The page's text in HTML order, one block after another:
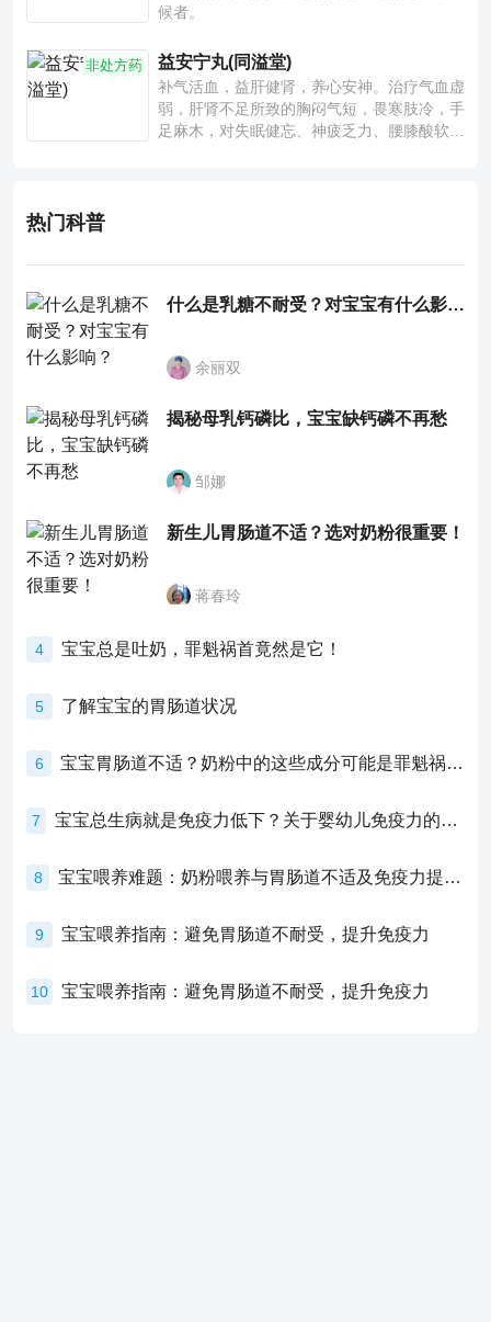
候者。
非处方药 益安宁丸(同溢堂)
补气活血，益肝健肾，养心安神。治疗气血虚
弱，肝肾不足所致的胸闷气短，畏寒肢冷，手
足麻木，对失眠健忘、神疲乏力、腰膝酸软也
热门科普
什么是乳糖不耐受？对宝宝有什么影响？
余丽双
揭秘母乳钙磷比，宝宝缺钙磷不再愁
邹娜
新生儿胃肠道不适？选对奶粉很重要！
蒋春玲
4 宝宝总是吐奶，罪魁祸首竟然是它！
5 了解宝宝的胃肠道状况
6 宝宝胃肠道不适？奶粉中的这些成分可能是罪魁祸首！
7 宝宝总生病就是免疫力低下？关于婴幼儿免疫力的真相，家长必须了解！
8 宝宝喂养难题：奶粉喂养与胃肠道不适及免疫力提升的奥秘
9 宝宝喂养指南：避免胃肠道不耐受，提升免疫力
10 宝宝喂养指南：避免胃肠道不耐受，提升免疫力